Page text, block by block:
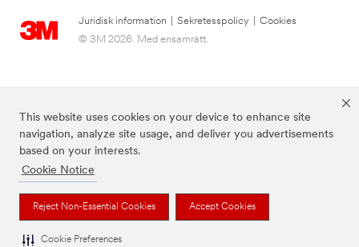
This website uses cookies on your device to enhance site
navigation, analyze site usage, and deliver you advertisements
based on your interests.
Cookie Notice
Reject Non-Essential Cookies Accept Cookies
Cookie Preferences
Juridisk information Sekretesspolicy
Cookies
© 3M 2026. Med ensamrätt.
3M, Post-it® och färgen Canary Yellow™ är varumärken som tillhör 3M.